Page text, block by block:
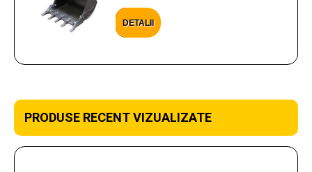
DETALII
PRODUSE RECENT VIZUALIZATE